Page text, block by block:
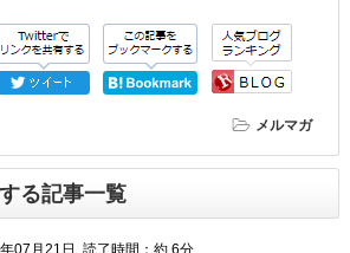
メルマガ
る記事一覧
07月21日 読了時間：約 6分